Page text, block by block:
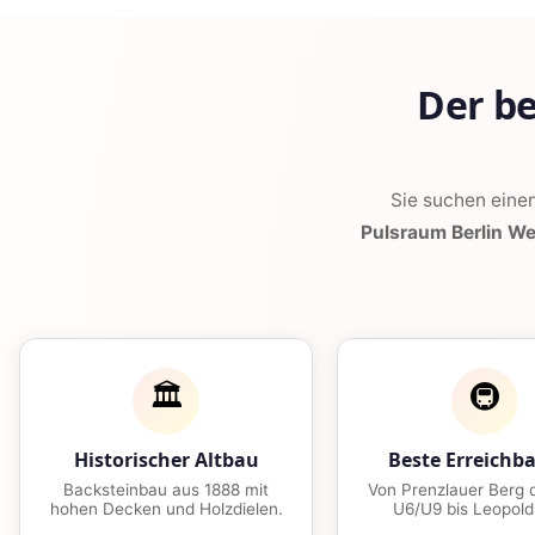
Der
Sie suchen
Pulsraum Berlin
🏛️
Historischer Altbau
Backsteinbau aus 1888 mit
hohen Decken und Holzdielen.
🚇
Beste
Von Prenzlauer Berg
U6/U9 bis